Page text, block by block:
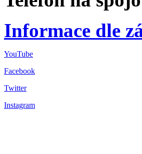
Informace dle
YouTube
Facebook
Twitter
Instagram